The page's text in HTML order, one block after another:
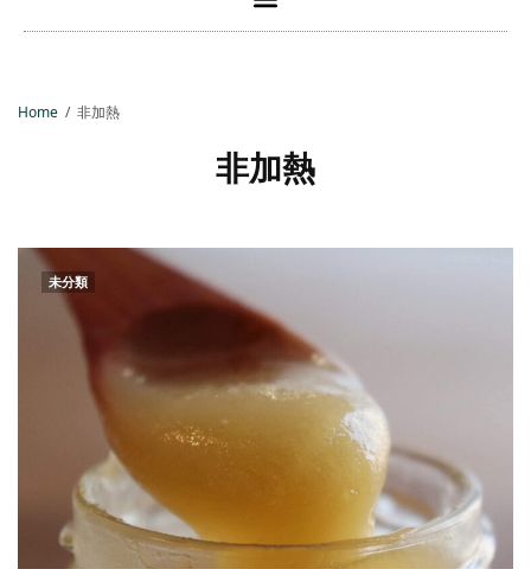
Home 非加熱
非加熱
未分類